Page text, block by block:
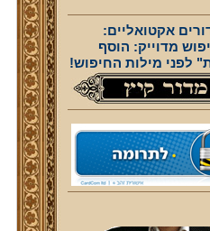
אקטואליים:
מדוייק: הוסף
לפני מילות החיפוש!